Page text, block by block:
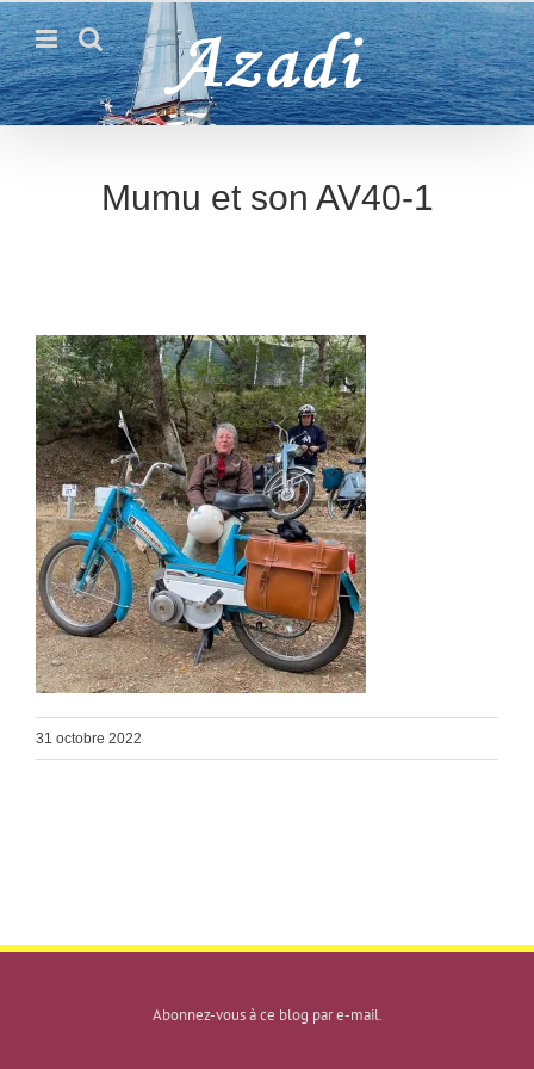
Passer
au
contenu
Mumu et son AV40-1
31 octobre 2022
Abonnez-vous à ce blog par e-mail.